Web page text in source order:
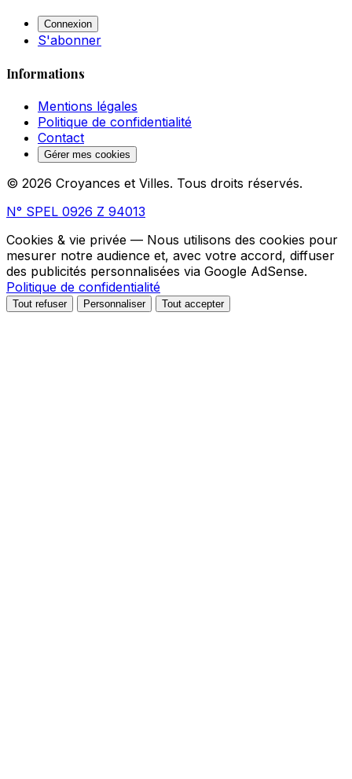
Connexion
S'abonner
Informations
Mentions légales
Politique de confidentialité
Contact
Gérer mes cookies
© 2026 Croyances et Villes. Tous droits réservés.
N° SPEL 0926 Z 94013
Cookies & vie privée — Nous utilisons des cookies pour
mesurer notre audience et, avec votre accord, diffuser
des publicités personnalisées via Google AdSense.
Politique de confidentialité
Tout refuser Personnaliser Tout accepter